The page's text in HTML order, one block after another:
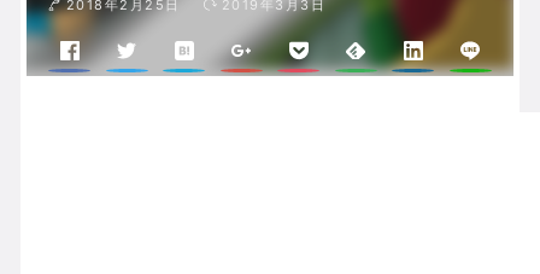
2018年2月25日 2019年3月3日